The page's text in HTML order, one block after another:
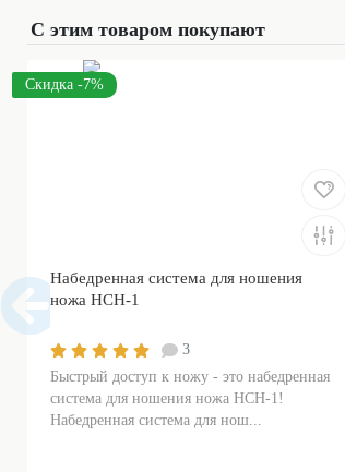
С этим товаром покупают
Скидка -7%
Набедренная система для ношения
ножа НСН-1
3
Быстрый доступ к ножу - это набедренная
система для ношения ножа НСН-1!
Набедренная система для нош...